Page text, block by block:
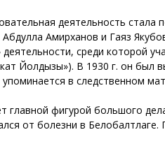
деятельность стала
Амирханов и Гаяз
среди которой
Йолдызы»). В 1930 г. он был
в следственном
главной фигурой большого
от болезни в